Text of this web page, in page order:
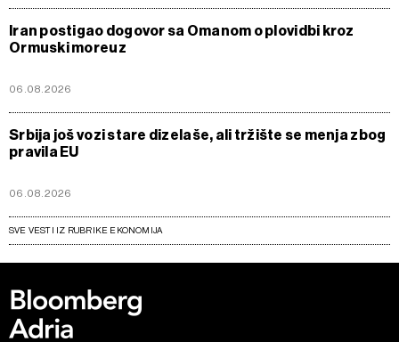
Iran postigao dogovor sa Omanom o plovidbi kroz
Ormuski moreuz
06.08.2026
Srbija još vozi stare dizelaše, ali tržište se menja zbog
pravila EU
06.08.2026
SVE VESTI IZ RUBRIKE EKONOMIJA